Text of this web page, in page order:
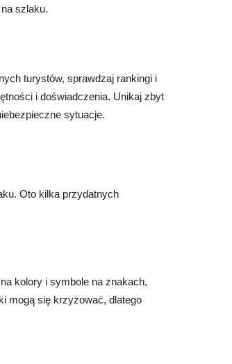
szlaku.
turystów, sprawdzaj rankingi i
i doświadczenia. Unikaj zbyt
sytuacje.
Oto kilka przydatnych
kolory i symbole na znakach,
mogą się krzyżować, dlatego